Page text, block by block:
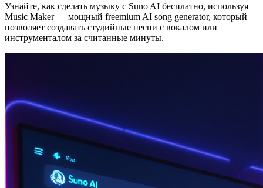
Узнайте, как сделать музыку с Suno AI бесплатно, используя
Music Maker — мощный freemium AI song generator, который
позволяет создавать студийные песни с вокалом или
инструменталом за считанные минуты.